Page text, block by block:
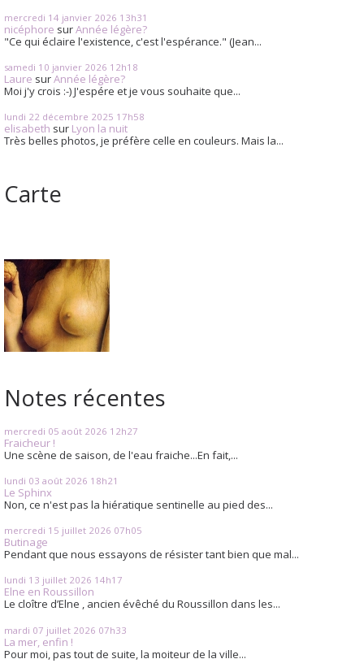
mercredi 14 janvier 2026 13h31
nicéphore surAnnée légère?
"Ce qui éclaire l'existence, c'est l'espérance." (Jean...
samedi 10 janvier 2026 12h18
Laure surAnnée légère?
Moi j'y crois :-) J'espére et je vous souhaite que...
lundi 22 décembre 2025 17h58
elisabeth sur Lyon la nuit
Très belles photos, je préfère celle en couleurs. Mais la...
Carte
Notes récentes
mercredi 05 août 2026 12h27
Fraicheur !
Une scène de saison, de l'eau fraiche...En fait,...
lundi 03 août 2026 18h21
Le Sphinx
Non, ce n'est pas la hiératique sentinelle au pied des...
mercredi 15 juillet 2026 07h05
Butinage
Pendant que nous essayons de résister tant bien que mal...
lundi 13 juillet 2026 14h17
Elne en Roussillon
Le cloître d’Elne , ancien évêché du Roussillon dans les...
mardi 07 juillet 2026 07h33
La mer, enfin !
Pour moi, pas tout de suite, la moiteur de la ville...